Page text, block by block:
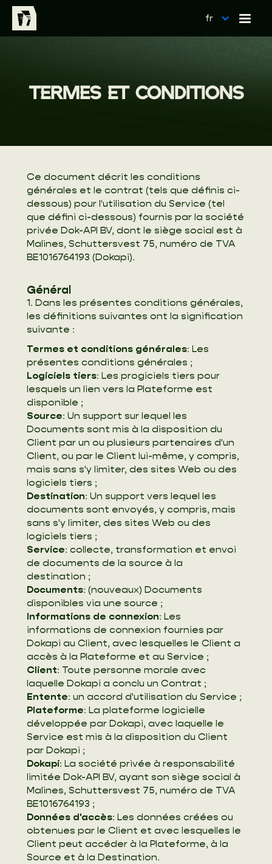
fr
TERMES ET CONDITIONS
Ce document décrit les conditions
générales et le contrat (tels que définis ci-
dessous) pour l'utilisation du Service (tel
que défini ci-dessous) fournis par la société
privée Dok-API BV, dont le siège social est à
Malines, Schuttersvest 75, numéro de TVA
BE1016764193 (Dokapi).
Général
1. Dans les présentes conditions générales,
les définitions suivantes ont la signification
suivante :
Termes et conditions générales: Les
présentes conditions générales ;
Logiciels tiers: Les progiciels tiers pour
lesquels un lien vers la Plateforme est
disponible ;
Source: Un support sur lequel les
Documents sont mis à la disposition du
Client par un ou plusieurs partenaires d'un
Client, ou par le Client lui-même, y compris,
mais sans s'y limiter, des sites Web ou des
logiciels tiers ;
Destination: Un support vers lequel les
documents sont envoyés, y compris, mais
sans s'y limiter, des sites Web ou des
logiciels tiers ;
Service: collecte, transformation et envoi
de documents de la source à la
destination ;
Documents: (nouveaux) Documents
disponibles via une source ;
Informations de connexion: Les
informations de connexion fournies par
Dokapi au Client, avec lesquelles le Client a
accès à la Plateforme et au Service ;
Client: Toute personne morale avec
laquelle Dokapi a conclu un Contrat ;
Entente: un accord d'utilisation du Service ;
Plateforme: La plateforme logicielle
développée par Dokapi, avec laquelle le
Service est mis à la disposition du Client
par Dokapi ;
Dokapi: La société privée à responsabilité
limitée Dok-API BV, ayant son siège social à
Malines, Schuttersvest 75, numéro de TVA
BE1016764193 ;
Données d'accès: Les données créées ou
obtenues par le Client et avec lesquelles le
Client peut accéder à la Plateforme, à la
Source et à la Destination.